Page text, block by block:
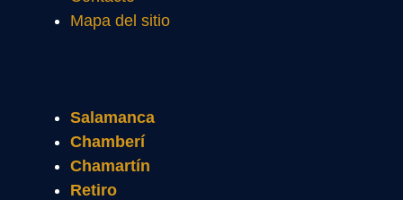
Mapa del sitio
Salamanca
Chamberí
Chamartín
Retiro